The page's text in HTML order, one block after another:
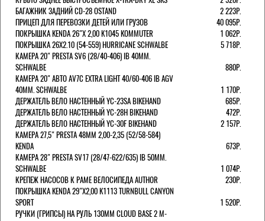
БАГАЖНИК ЗАДНИЙ CD-28 OSTAND
2 223Р.
ПРИЦЕП ДЛЯ ПЕРЕВОЗКИ ДЕТЕЙ ИЛИ ГРУЗОВ
40 095Р.
ПОКРЫШКА KENDA 26"Х 2,00 K1045 KOMMUTER
1 062Р.
ПОКРЫШКА 26X2.10 (54-559) HURRICANE SCHWALBE
5 718Р.
КАМЕРА 20" PRESTA SV6 (28/40-406) IB 40MM.
SCHWALBE
880Р.
КАМЕРА 20" АВТО AV7C EXTRA LIGHT 40/60-406 IB AGV
40MM. SCHWALBE
1 170Р.
ДЕРЖАТЕЛЬ ВЕЛО НАСТЕННЫЙ YC-23SA BIKEHAND
685Р.
ДЕРЖАТЕЛЬ ВЕЛО НАСТЕННЫЙ YC-28H BIKEHAND
472Р.
ДЕРЖАТЕЛЬ ВЕЛО НАСТЕННЫЙ YC-30F BIKEHAND
2 157Р.
КАМЕРА 27,5" PRESTA 48ММ 2,00-2,35 (52/58-584)
KENDA
673Р.
КАМЕРА 28" PRESTA SV17 (28/47-622/635) IB 50MM.
SCHWALBE
1 074Р.
КРЕПЕЖ НАСОСОВ К РАМЕ ВЕЛОСИПЕДА AUTHOR
230Р.
ПОКРЫШКА KENDA 29"Х2,00 K1113 TURNBULL CANYON
SPORT
1 520Р.
РУЧКИ (ГРИПСЫ) НА РУЛЬ 130ММ CLOUD BASE 2 M-